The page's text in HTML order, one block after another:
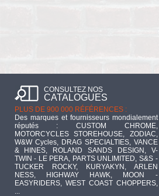
CONSULTEZ NOS
CATALOGUES
PLUS DE 900 000 RÉFÉRENCES :
Des marques et fournisseurs mondialement
réputés : CUSTOM CHROME,
MOTORCYCLES STOREHOUSE, ZODIAC,
W&W Cycles, DRAG SPECIALTIES, VANCE
& HINES, ROLAND SANDS DESIGN, V-
TWIN - LE PERA, PARTS UNLIMITED, S&S -
TUCKER ROCKY, KURYAKYN, ARLEN
NESS, HIGHWAY HAWK, MOON -
EASYRIDERS, WEST COAST CHOPPERS,
...